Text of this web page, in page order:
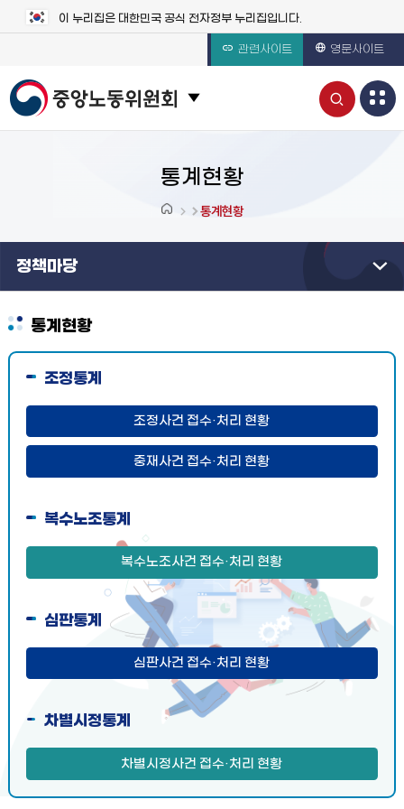
이 누리집은 대한민국 공식 전자정부 누리집입니다.
관련사이트 영문사이트
관련 사이트 목록 보기
통
합
열
통계현황
통계현황
정책마당
통계현황
조정통계
조정사건 접수·처리 현황
중재사건 접수·처리 현황
복수노조통계
복수노조사건 접수·처리 현황
심판통계
심판사건 접수·처리 현황
차별시정통계
차별시정사건 접수·처리 현황